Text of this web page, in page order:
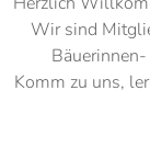
Wir sind
Komm zu uns,